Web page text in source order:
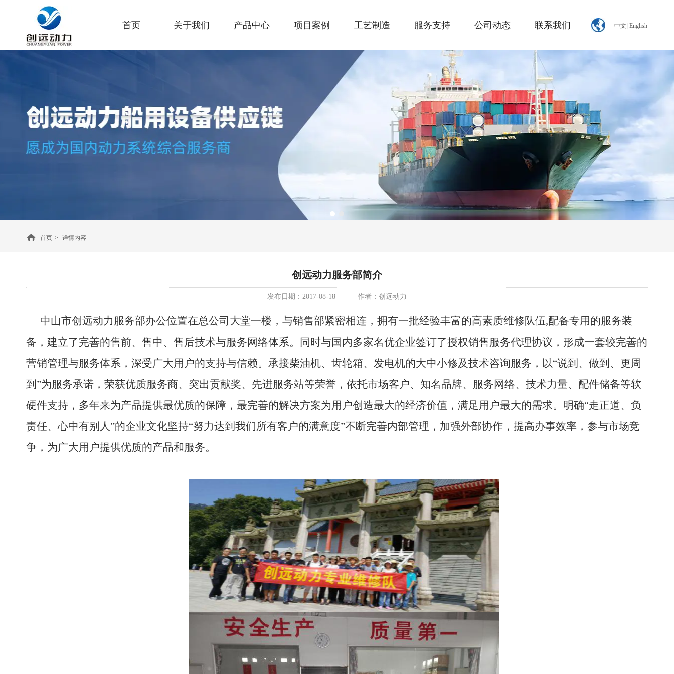
中文 English
首页 关于我们 产品中心 项目案例 工艺制造 服务支持 公司动态 联系我们
2
首页 > 详情内容
创远动力服务部简介
发布日期： 2017-08-18 作者： 创远动力
中山市创远动力服务部办公位置在总公司大堂一楼，与销售部紧密相连， 拥有一批经验丰富的高素质维修队伍,配备专用的服务装
备，建立了完善的售前、售中、售后技术与服务网络体系。同时与国内多家名优企业签订了授权销售服务代理协议，形成一套较完善的
营销管理与服务体系，深受广大用户的支持与信赖。承接柴油机、齿轮箱、发电机的大中小修及技术咨询服务，以“说到、做到、更周
到”为服务承诺，荣获优质服务商、突出贡献奖、先进服务站等荣誉，依托市场客户、知名品牌、服务网络、技术力量、配件储备等软
硬件支持，多年来为产品提供最优质的保障，最完善的解决方案为用户创造最大的经济价值，满足用户最大的需求。明确“走正道、负
责任、心中有别人”的企业文化坚持“努力达到我们所有客户的满意度”不断完善内部管理，加强外部协作，提高办事效率，参与市场竞
争，为广大用户提供优质的产品和服务。